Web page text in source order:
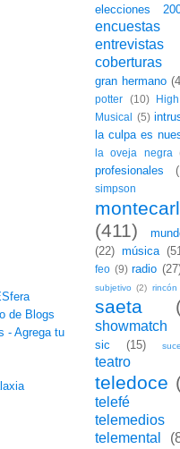
elecciones
encuestas
coberturas
gran hermano
potter
(10)
Musical
(5)
la culpa es
la oveja negra
profesionales
simpson
(411)
(22) música
feo (9) radio
subjetivo (2)
saeta
showmatch
sic (15)
teatro
teledoce
telefé
telemedios
telemental